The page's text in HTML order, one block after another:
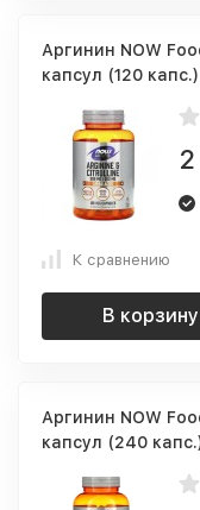
Аргинин NOW
капсул (120 капс.)
К сравнению
В корзину
Аргинин NOW
капсул (240